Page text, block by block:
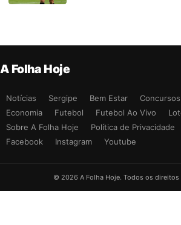
A Folha Hoje
Notícias Sergipe Bem Estar
Economia
Futebol Futebol Ao Vivo
Sobre A Folha Hoje
Política de Privacidade
Facebook
Instagram Youtube
© 2026 A Folha Hoje. Todos os direitos